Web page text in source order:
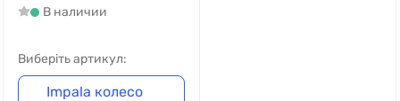
В наличии
Виберіть артикул:
Impala колесо